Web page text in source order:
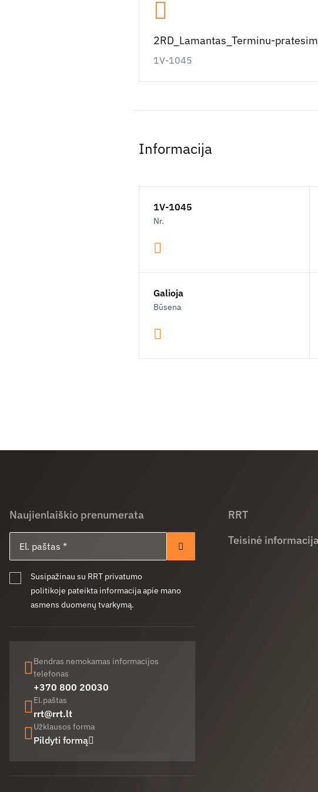
2RD_Lamantas_Terminu-
1V-1045
Informacija
1V-1045
Nr.
Galioja
Būsena
Naujienlaiškio prenumerata
Prenumeruoti
Susipažinau su RRT privatumo
politikoje pateikta informacija apie mano
asmens duomenų tvarkymą.
Bendras nemokamas informacijos
telefonas
+370 800 20030
El.paštas
rrt@rrt.lt
Užklausos forma
Pildyti formą
RRT
Teisinė